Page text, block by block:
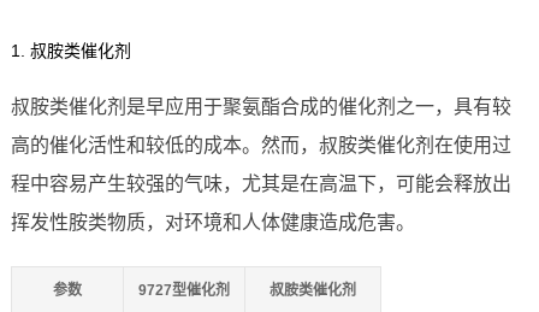
1. 叔胺类催化剂
叔胺类催化剂是早应用于聚氨酯合成的催化剂之一，具有较
高的催化活性和较低的成本。然而，叔胺类催化剂在使用过
程中容易产生较强的气味，尤其是在高温下，可能会释放出
挥发性胺类物质，对环境和人体健康造成危害。
参数 9727型催化剂 叔胺类催化剂